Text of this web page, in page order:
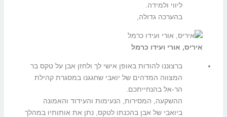
ליווי ולמידה.
בהערכה גדולה,
איריס, אורי ועידו כרמל
ברצוננו להודות באופן אישי לך ולחזן אבן על טקס בר
המצווה המדהים של יואבי שחגגנו במסגרת קהילת
הר-אל בהנחייתכם.
ההשקעה, המסירות, הנעימות והעידוד והאמונה
ביואבי של אבן בהכנתו לטקס, נתן את אותותיו במהלך